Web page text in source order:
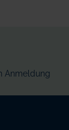
Anmeldung